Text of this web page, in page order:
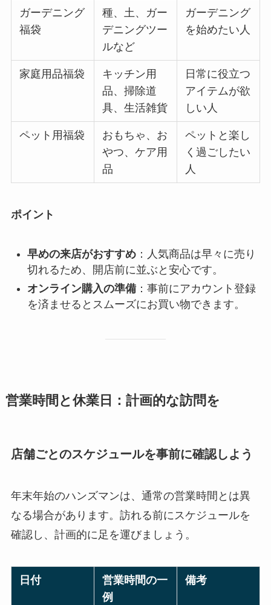
ガーデニング
福袋
種、土、ガー
デニングツー
ルなど
ガーデニング
を始めたい人
家庭用品福袋
キッチン用
品、掃除道
具、生活雑貨
日常に役立つ
アイテムが欲
しい人
ペット用福袋
おもちゃ、お
やつ、ケア用
品
ペットと楽し
く過ごしたい
人
ポイント
早めの来店がおすすめ：人気商品は早々に売り
切れるため、開店前に並ぶと安心です。
オンライン購入の準備：事前にアカウント登録
を済ませるとスムーズにお買い物できます。
営業時間と休業日：計画的な訪問を
店舗ごとのスケジュールを事前に確認しよう
年末年始のハンズマンは、通常の営業時間とは異
なる場合があります。訪れる前にスケジュールを
確認し、計画的に足を運びましょう。
日付
営業時間の一
例
備考